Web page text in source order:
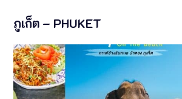
ภูเก็ต – PHUKET